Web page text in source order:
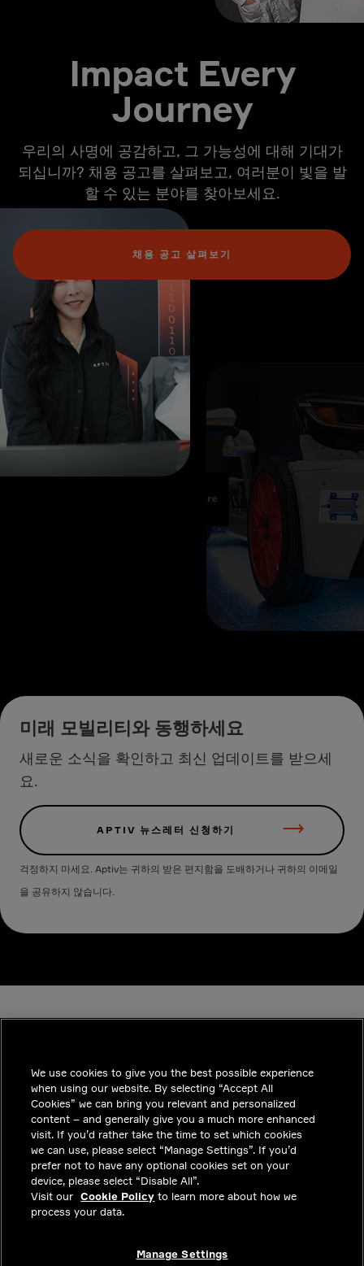
Impact Every
Journey
우리의 사명에 공감하고, 그 가능성에 대해 기대가
되십니까? 채용 공고를 살펴보고, 여러분이 빛을 발
할 수 있는 분야를 찾아보세요.
채용 공고 살펴보기
미래 모빌리티와 동행하세요
새로운 소식을 확인하고 최신 업데이트를 받으세
요.
APTIV 뉴스레터 신청하기
걱정하지 마세요. Aptiv는 귀하의 받은 편지함을 도배하거나 귀하의 이메일
을 공유하지 않습니다.
INDUSTRIES
통찰력
솔루션
커리어
투자자
We use cookies to give you the best possible experience
when using our website. By selecting “Accept All
Cookies” we can bring you relevant and personalized
content – and generally give you a much more enhanced
visit. If you’d rather take the time to set which cookies
we can use, please select “Manage Settings”. If you’d
prefer not to have any optional cookies set on your
device, please select “Disable All”.
Visit our Cookie Policy to learn more about how we
process your data.
Manage Settings